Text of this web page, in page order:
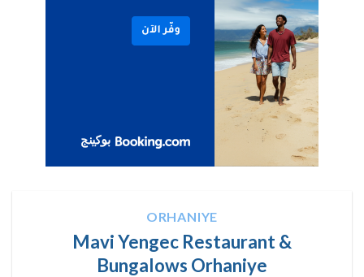
ORHANIYE
Mavi Yengec Restaurant &
Bungalows Orhaniye